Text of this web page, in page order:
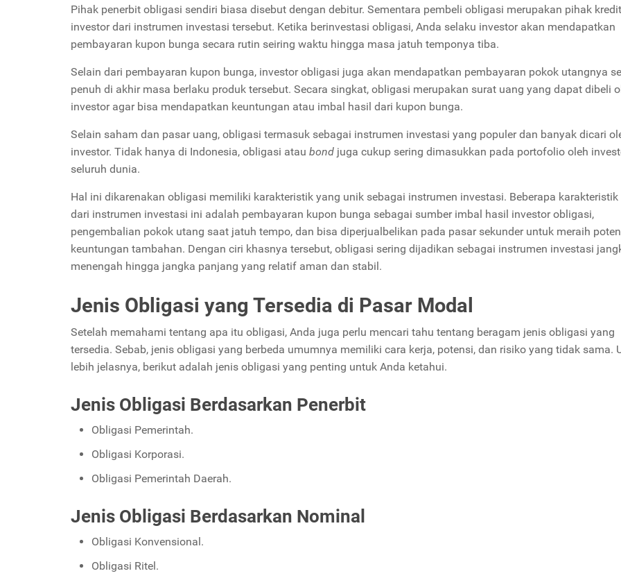
Pihak penerbit obligasi sendiri biasa disebut dengan debitur. Sementara pembeli obligasi merupakan pihak
investor dari instrumen investasi tersebut. Ketika berinvestasi obligasi, Anda selaku investor akan mendapatkan
pembayaran kupon bunga secara rutin seiring waktu hingga masa jatuh temponya tiba.
Selain dari pembayaran kupon bunga, investor obligasi juga akan mendapatkan pembayaran pokok utangnya
penuh di akhir masa berlaku produk tersebut. Secara singkat, obligasi merupakan surat uang yang dapat dibeli
investor agar bisa mendapatkan keuntungan atau imbal hasil dari kupon bunga.
Selain saham dan pasar uang, obligasi termasuk sebagai instrumen investasi yang populer dan banyak dicari
investor. Tidak hanya di Indonesia, obligasi atau bond juga cukup sering dimasukkan pada portofolio oleh
seluruh dunia.
Hal ini dikarenakan obligasi memiliki karakteristik yang unik sebagai instrumen investasi. Beberapa
dari instrumen investasi ini adalah pembayaran kupon bunga sebagai sumber imbal hasil investor obligasi,
pengembalian pokok utang saat jatuh tempo, dan bisa diperjualbelikan pada pasar sekunder untuk meraih
keuntungan tambahan. Dengan ciri khasnya tersebut, obligasi sering dijadikan sebagai instrumen investasi
menengah hingga jangka panjang yang relatif aman dan stabil.
Jenis Obligasi yang Tersedia di Pasar Modal
Setelah memahami tentang apa itu obligasi, Anda juga perlu mencari tahu tentang beragam jenis obligasi yang
tersedia. Sebab, jenis obligasi yang berbeda umumnya memiliki cara kerja, potensi, dan risiko yang tidak sama.
lebih jelasnya, berikut adalah jenis obligasi yang penting untuk Anda ketahui.
Jenis Obligasi Berdasarkan Penerbit
Obligasi Pemerintah.
Obligasi Korporasi.
Obligasi Pemerintah Daerah.
Jenis Obligasi Berdasarkan Nominal
Obligasi Konvensional.
Obligasi Ritel.